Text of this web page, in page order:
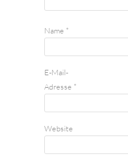
Name *
E-Mail-
Adresse *
Website